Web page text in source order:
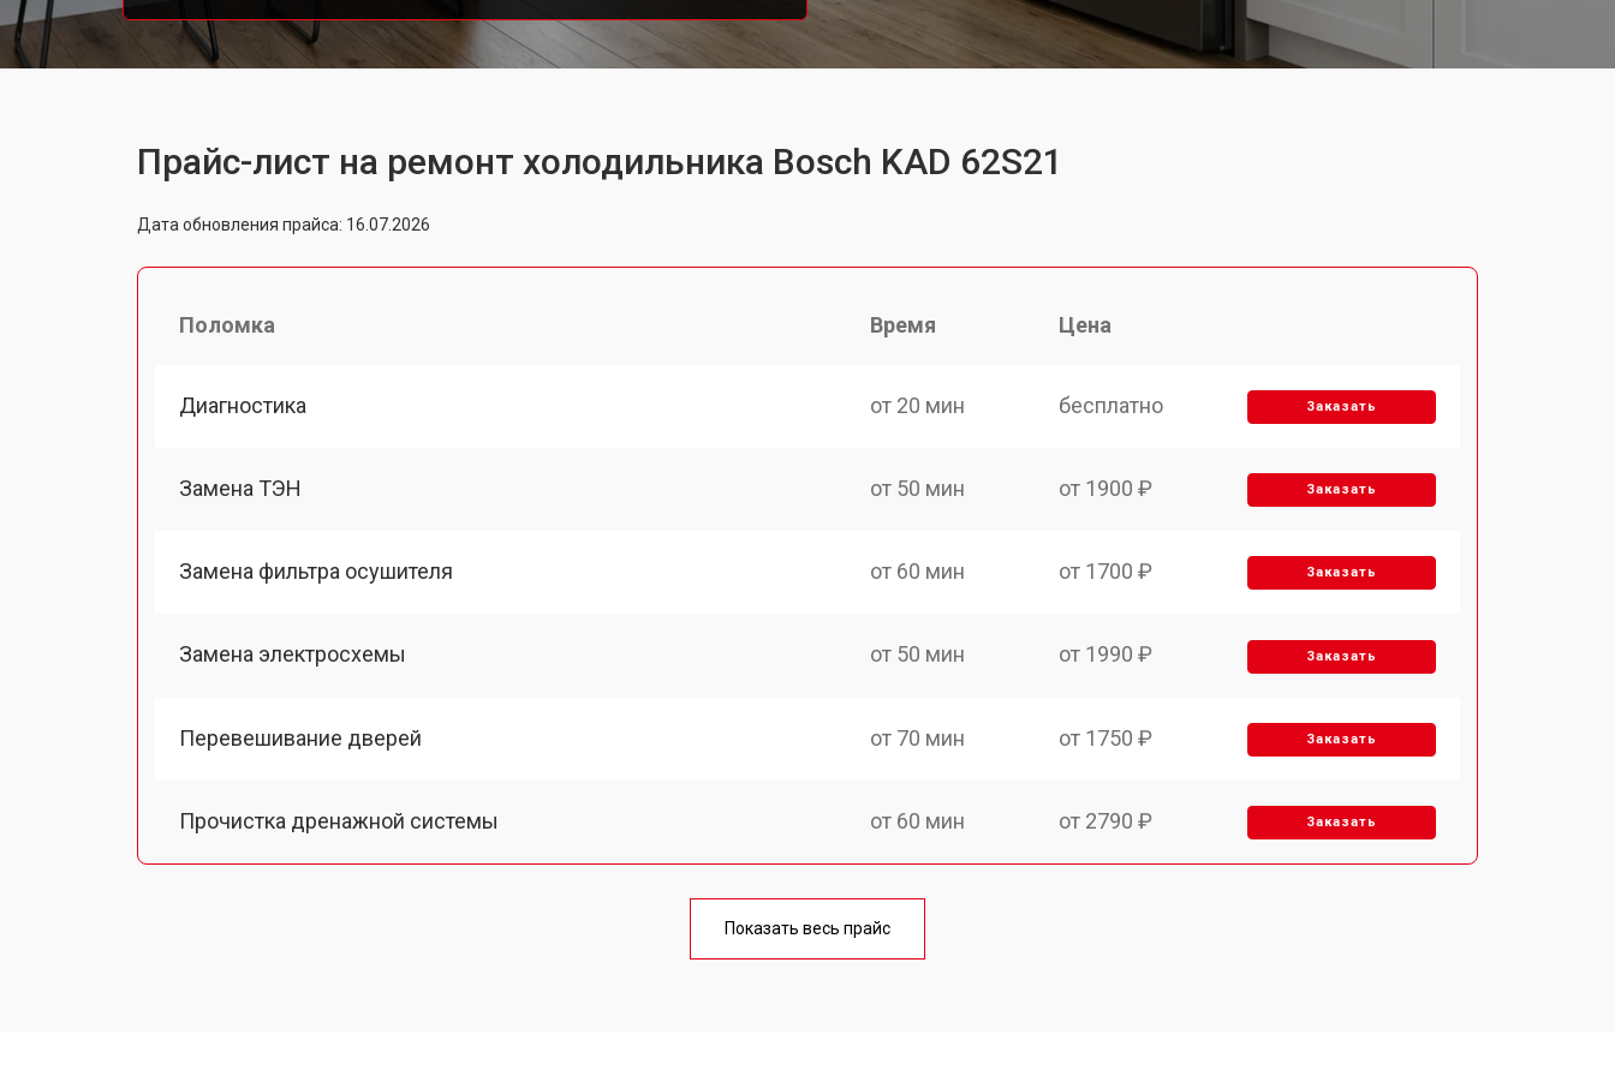
Прайс-лист на ремонт холодильника Bosch KAD 62S21
Дата обновления прайса: 16.07.2026
Поломка Время Цена
Диагностика от 20 мин бесплатно Заказать
Замена ТЭН от 50 мин от 1900 ₽ Заказать
Замена фильтра осушителя от 60 мин от 1700 ₽ Заказать
Замена электросхемы от 50 мин от 1990 ₽ Заказать
Перевешивание дверей от 70 мин от 1750 ₽ Заказать
Прочистка дренажной системы от 60 мин от 2790 ₽ Заказать
от 60 мин
Показать весь прайс